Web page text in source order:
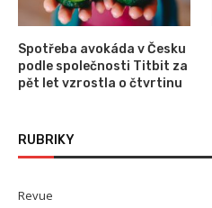
Spotřeba avokáda v Česku
podle společnosti Titbit za
pět let vzrostla o čtvrtinu
RUBRIKY
Revue